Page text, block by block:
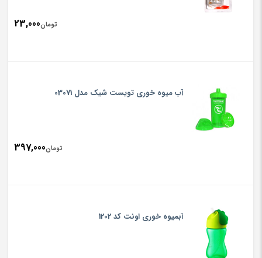
تومان23,000
آب میوه خوری تویست شیک مدل 03071
تومان397,000
آبمیوه خوری اونت کد 1202